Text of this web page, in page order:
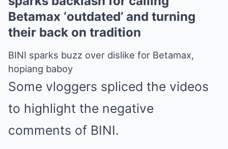
Betamax ‘outdated’ and turning
their back on tradition
BINI sparks buzz over dislike for Betamax,
hopiang baboy
Some vloggers spliced the videos
to highlight the negative
comments of BINI.